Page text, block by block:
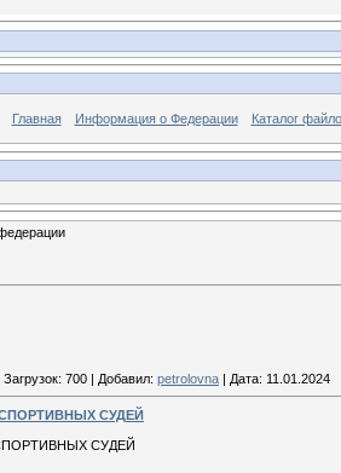
Главная Информация о Федерации Каталог
Загрузок: 700 | Добавил: petrolovna | Дата: 11.01.2024
СУДЕЙ
СУДЕЙ